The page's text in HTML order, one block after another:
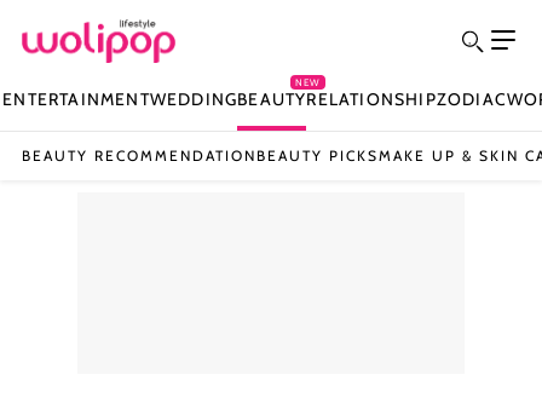
ENTERTAINMENTWEDDINGBEAUTY
NEW
RELATIONSHIPZODIAC
BEAUTY RECOMMENDATION BEAUTY PICKSMAKE UP & SKIN